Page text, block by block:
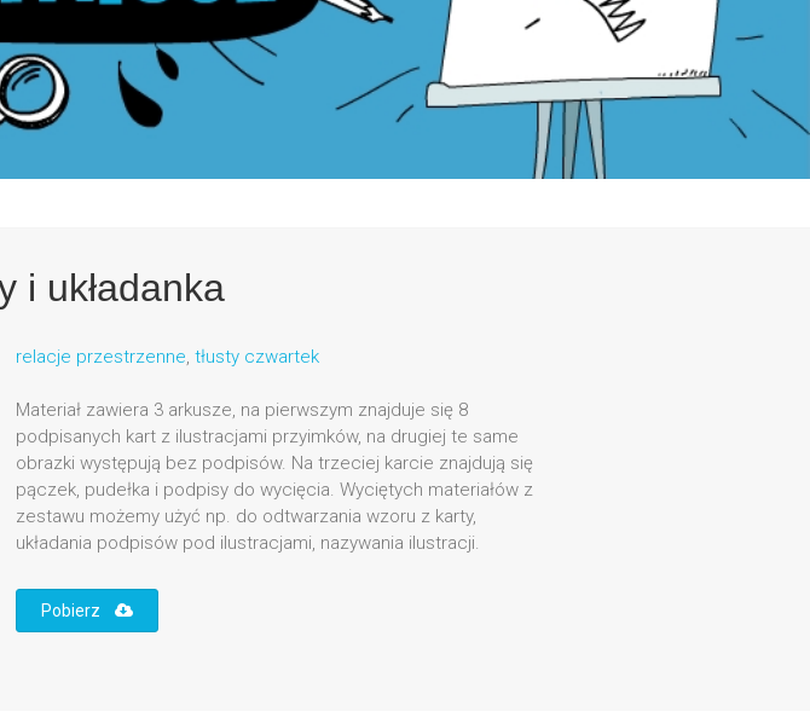
i układanka
relacje przestrzenne, tłusty czwartek
Materiał zawiera 3 arkusze, na pierwszym znajduje się 8
podpisanych kart z ilustracjami przyimków, na drugiej te same
obrazki występują bez podpisów. Na trzeciej karcie znajdują się
pączek, pudełka i podpisy do wycięcia. Wyciętych materiałów z
zestawu możemy użyć np. do odtwarzania wzoru z karty,
układania podpisów pod ilustracjami, nazywania ilustracji.
Pobierz